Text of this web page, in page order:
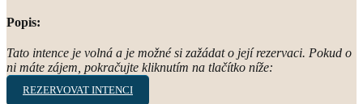
Popis:
Tato intence je volná a je možné si zažádat o její rezervaci. Pokud o
ni máte zájem, pokračujte kliknutím na tlačítko níže:
REZERVOVAT INTENCI